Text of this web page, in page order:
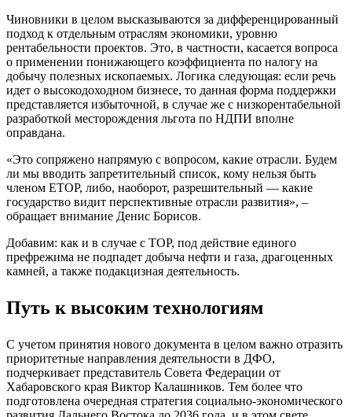
Чиновники в целом высказываются за дифференцированный
подход к отдельным отраслям экономики, уровню
рентабельности проектов. Это, в частности, касается вопроса
о применении понижающего коэффициента по налогу на
добычу полезных ископаемых. Логика следующая: если речь
идет о высокодоходном бизнесе, то данная форма поддержки
представляется избыточной, в случае же с низкорентабельной
разработкой месторождения льгота по НДПИ вполне
оправдана.
«Это сопряжено напрямую с вопросом, какие отрасли. Будем
ли мы вводить запретительный список, кому нельзя быть
членом ЕТОР, либо, наоборот, разрешительный — какие
государство видит перспективные отрасли развития», –
обращает внимание Денис Борисов.
Добавим: как и в случае с ТОР, под действие единого
префрежима не подпадет добыча нефти и газа, драгоценных
камней, а также подакцизная деятельность.
Путь к высоким технологиям
С учетом принятия нового документа в целом важно отразить
приоритетные направления деятельности в ДФО,
подчеркивает представитель Совета Федерации от
Хабаровского края Виктор Калашников. Тем более что
подготовлена очередная стратегия социально-экономического